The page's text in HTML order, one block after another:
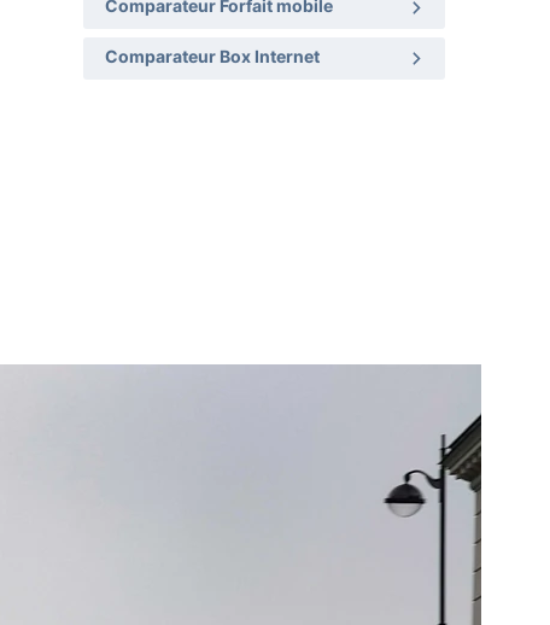
Comparateur Forfait mobile
Comparateur Box Internet